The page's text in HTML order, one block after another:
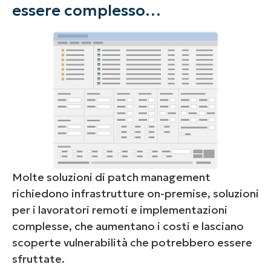
essere complesso…
Molte soluzioni di patch management
richiedono infrastrutture on-premise, soluzioni
per i lavoratori remoti e implementazioni
complesse, che aumentano i costi e lasciano
scoperte vulnerabilità che potrebbero essere
sfruttate.